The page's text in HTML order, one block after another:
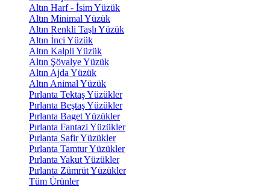
Altın Harf - İsim Yüzük
Altın Minimal Yüzük
Altın Renkli Taşlı Yüzük
Altın İnci Yüzük
Altın Kalpli Yüzük
Altın Şövalye Yüzük
Altın Ajda Yüzük
Altın Animal Yüzük
Pırlanta Tektaş Yüzükler
Pırlanta Beştaş Yüzükler
Pırlanta Baget Yüzükler
Pırlanta Fantazi Yüzükler
Pırlanta Safir Yüzükler
Pırlanta Tamtur Yüzükler
Pırlanta Yakut Yüzükler
Pırlanta Zümrüt Yüzükler
Tüm Ürünler